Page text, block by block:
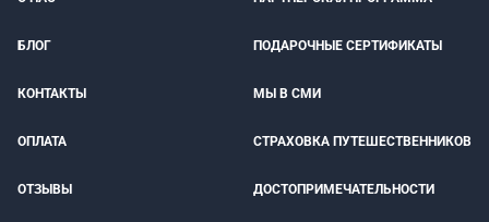
БЛОГ ПОДАРОЧНЫЕ СЕРТИФИКАТЫ
КОНТАКТЫ МЫ В СМИ
ОПЛАТА СТРАХОВКА ПУТЕШЕСТВЕННИКОВ
ОТЗЫВЫ ДОСТОПРИМЕЧАТЕЛЬНОСТИ